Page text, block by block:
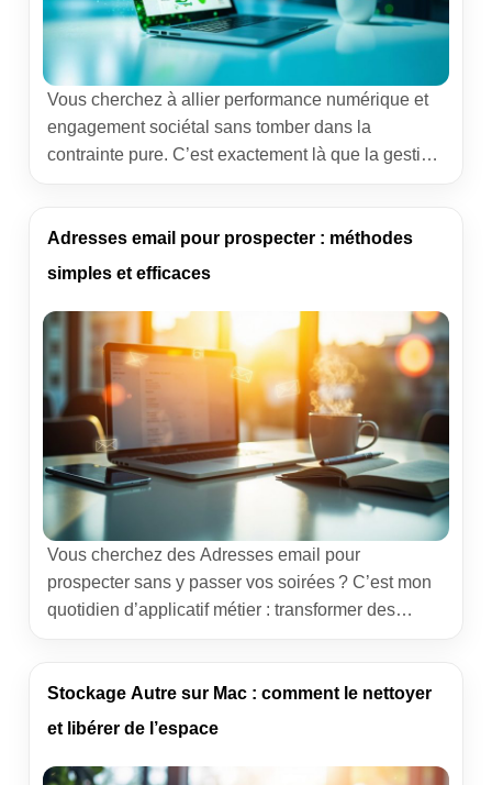
Vous cherchez à allier performance numérique et
engagement sociétal sans tomber dans la
contrainte pure. C’est exactement là que la gestion
vois chaque semaine des organisations gagner en
maîtrise, réduire leurs coûts et fédérer les équipes
Adresses email pour prospecter : méthodes
simples et efficaces
Vous cherchez des Adresses email pour
prospecter sans y passer vos soirées ? C’est mon
quotidien d’applicatif métier : transformer des
des exemples réels et des outils qui font gagner du
temps, sans perdre la touche humaine qui ouvre
Stockage Autre sur Mac : comment le nettoyer
et libérer de l’espace